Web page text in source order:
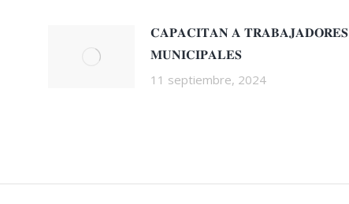
𝐂𝐀𝐏𝐀𝐂𝐈𝐓𝐀𝐍 𝐀 𝐓𝐑𝐀𝐁𝐀𝐉𝐀𝐃𝐎𝐑𝐄𝐒
𝐌𝐔𝐍𝐈𝐂𝐈𝐏𝐀𝐋𝐄𝐒
11 septiembre, 2024